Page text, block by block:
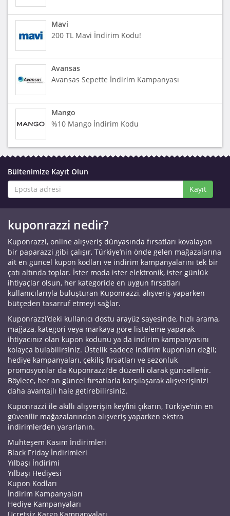
Mavi
200 TL Mavi İndirim Kodu!
Avansas
Avansas Sepette İndirim Kampanyası
Mango
%10 Mango İndirim Kodu
Bültenimize Kayıt Olun
Kayıt
kuponrazzi nedir?
Kuponrazzi, online alışveriş dünyasında fırsatları kovalayan
bir paparazzi gibi çalışır, Türkiye’nin önde gelen mağazalarına
ait en güncel kupon kodları ve indirim kampanyalarını tek bir
çatı altında toplar. İster moda ister elektronik, ister günlük
ihtiyaçlar olsun, her kategoride en uygun fırsatları
kullanıcılarıyla buluşturan Kuponrazzi, alışveriş yaparken
bütçeden tasarruf etmeyi sağlar.
Kuponrazzi’deki kullanıcı dostu arayüz sayesinde, hızlı arama,
mağaza, kategori veya markaya göre listeleme yaparak
ihtiyacınız olan kupon kodunu ya da indirim kampanyasını
kolayca bulabilirsiniz. Üstelik sadece indirim kuponları değil;
hediye kampanyaları, çekiliş fırsatları ve sezonluk
promosyonlar da Kuponrazzi’de düzenli olarak güncellenir.
Böylece, her an güncel fırsatlarla karşılaşarak alışverişinizi
daha avantajlı hale getirebilirsiniz.
Kuponrazzi ile akıllı alışverişin keyfini çıkarın, Türkiye’nin en
güvenilir mağazalarından alışveriş yaparken ekstra
indirimlerden yararlanın.
Muhteşem Kasım İndirimleri
Black Friday İndirimleri
Yılbaşı İndirimi
Yılbaşı Hediyesi
Kupon Kodları
İndirim Kampanyaları
Hediye Kampanyaları